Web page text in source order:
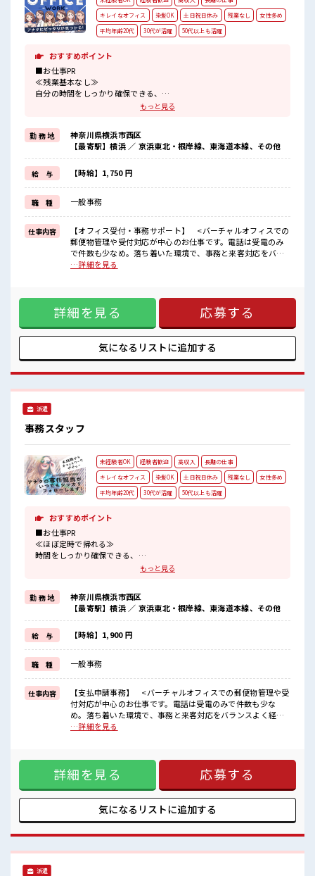
キレイなオフィス
染髪OK 土日祝日休み 残業なし
女性多め
平均年齢20代
30代が活躍 50代以上も活躍
おすすめポイント
■お仕事PR
≪残業基本なし≫
自分の時間をしっかり確保できる、
≪女性も仕事をしやすい職場≫
もちろん男性の応募も歓迎！
≪週休2日制≫
週末は家族や友人と一緒にプライベート満喫！
≪髪型自由≫
基本的に髪色自由で明るすぎたり奇抜でなければOKです！
(規定有)≪収入アップを目指せる≫
高時給だらけの派遣のお仕事です！
■職場の雰囲気
女性多めで休み時間は女子トークがあふれる職場です！
もちろん男性の応募もOKですよ！
髪型にこだわりのあるアナタは必見！
もっと見る
勤 務 地
神奈川県横浜市西区
【最寄駅】横浜 ／ 京浜東北・根岸線、東海道本線、その他
給 与 【時給】1,750 円
職 種 一般事務
仕事内容
【オフィス受付・事務サポート】 <バーチャルオフィスでの
郵便物管理や受付対応が中心のお仕事です。電話は受電のみ
で件数も少なめ。落ち着いた環境で、事務と来客対応をバラ
ンスよく経験できます。>【業務内容】●郵便物の受け取り、
担、架電はなし)●請求書入力など、依頼に応じた事務作業 ■
お仕事PR ≪残業基本なし≫ 自分の時間をしっかり確保でき
る、 残業基本ナシのお仕事♪ オンとオフをきっちり切り替え
たい方にオススメ！ ≪女性も仕事をしやすい職場≫ もちろん
男性の応募も歓迎！ ≪週休2日制≫ 週末は家族や友人と一緒
にプライベート満喫！ ≪髪型自由≫ 基本的に髪色自由で明る
指せる≫ 高時給だらけの派遣のお仕事です！ ■職場の雰囲気
女性多めで休み時間は女子トークがあふれる職場です！ もち
…詳細を見る
詳細を見る 応募する
気になるリストに追加する
派遣
事務スタッフ
未経験者OK 経験者歓迎 高収入
長期の仕事
キレイなオフィス
染髪OK 土日祝日休み 残業なし
女性多め
平均年齢20代
30代が活躍 50代以上も活躍
おすすめポイント
■お仕事PR
≪ほぼ定時で帰れる≫
時間をしっかり確保できる、
≪女性も働きやすい職場≫
もちろん男性の応募も歓迎ですよ！
≪土日祝休のお仕事≫
家族や友人と一緒にプライベート満喫！
≪髪色自由で自分らしく働く≫
明るすぎたり奇抜でなければ基本的に自由！
(規定有)≪自分に向いている仕事が探せる≫
困った事などがあれば、
担当がしっかりサポートします！
■職場の雰囲気
女性も活躍しやすい雰囲気の職場です！
派手すぎなければ多少のヘアカラーもOKなのはウレシイPoint☆
もっと見る
勤 務 地
神奈川県横浜市西区
【最寄駅】横浜 ／ 京浜東北・根岸線、東海道本線、その他
給 与 【時給】1,900 円
職 種 一般事務
仕事内容
【支払申請事務】 <バーチャルオフィスでの郵便物管理や受
付対応が中心のお仕事です。電話は受電のみで件数も少な
め。落ち着いた環境で、事務と来客対応をバランスよく経験
できます。>【業務内容】●郵便物の受け取り、仕分け、保
し)●請求書入力など、依頼に応じた事務作業 ■お仕事PR ≪
ほぼ定時で帰れる≫ 時間をしっかり確保できる、 残業基本ナ
シのお仕事♪ オンとオフをきっちり切り替えたい方にオスス
メ！ ≪女性も働きやすい職場≫ もちろん男性の応募も歓迎で
すよ！ ≪土日祝休のお仕事≫ 家族や友人と一緒にプライベー
ト満喫！ ≪髪色自由で自分らしく働く≫ 明るすぎたり奇抜で
探せる≫ 困った事などがあれば、 担当がしっかりサポートし
ます！ ■職場の雰囲気 女性も活躍しやすい雰囲気の職場で
…詳細を見る
詳細を見る 応募する
気になるリストに追加する
派遣